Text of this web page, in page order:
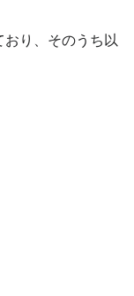
り、そのうち以